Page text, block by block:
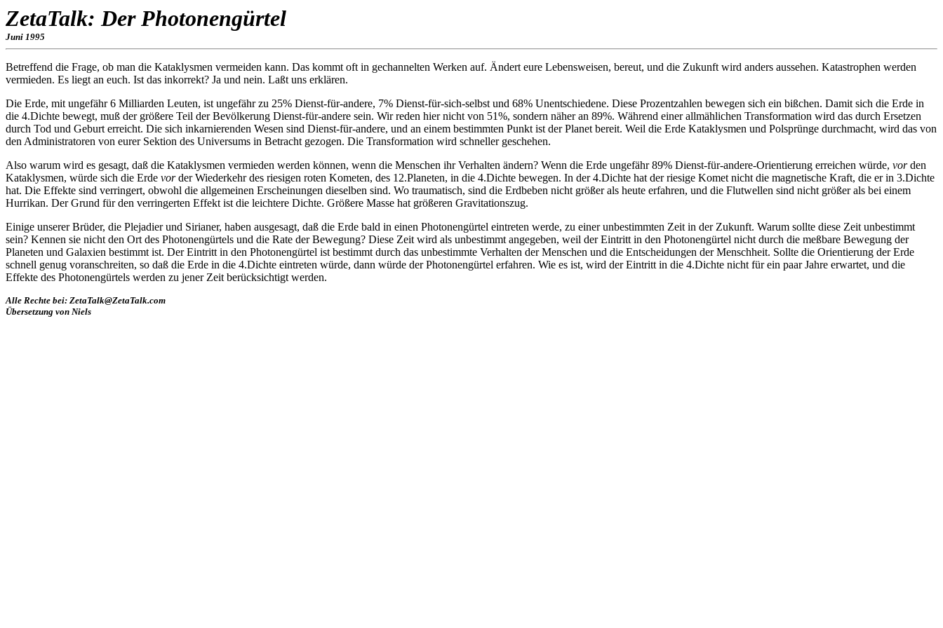
ZetaTalk: Der Photonengürtel
Juni 1995
Betreffend die Frage, ob man die Kataklysmen vermeiden kann. Das kommt oft in gechannelten Werken auf. Ändert eure Lebensweisen, bereut, und die Zukunft wird anders aussehen. Katastrophen werden
vermieden. Es liegt an euch. Ist das inkorrekt? Ja und nein. Laßt uns erklären.
Die Erde, mit ungefähr 6 Milliarden Leuten, ist ungefähr zu 25% Dienst-für-andere, 7% Dienst-für-sich-selbst und 68% Unentschiedene. Diese Prozentzahlen bewegen sich ein bißchen. Damit sich die Erde in
die 4.Dichte bewegt, muß der größere Teil der Bevölkerung Dienst-für-andere sein. Wir reden hier nicht von 51%, sondern näher an 89%. Während einer allmählichen Transformation wird das durch Ersetzen
durch Tod und Geburt erreicht. Die sich inkarnierenden Wesen sind Dienst-für-andere, und an einem bestimmten Punkt ist der Planet bereit. Weil die Erde Kataklysmen und Polsprünge durchmacht, wird das von
den Administratoren von eurer Sektion des Universums in Betracht gezogen. Die Transformation wird schneller geschehen.
Also warum wird es gesagt, daß die Kataklysmen vermieden werden können, wenn die Menschen ihr Verhalten ändern? Wenn die Erde ungefähr 89% Dienst-für-andere-Orientierung erreichen würde, vorden
Kataklysmen, würde sich die Erde vorder Wiederkehr des riesigen roten Kometen, des 12.Planeten, in die 4.Dichte bewegen. In der 4.Dichte hat der riesige Komet nicht die magnetische Kraft, die er in 3.Dichte
hat. Die Effekte sind verringert, obwohl die allgemeinen Erscheinungen dieselben sind. Wo traumatisch, sind die Erdbeben nicht größer als heute erfahren, und die Flutwellen sind nicht größer als bei einem
Hurrikan. Der Grund für den verringerten Effekt ist die leichtere Dichte. Größere Masse hat größeren Gravitationszug.
Einige unserer Brüder, die Plejadier und Sirianer, haben ausgesagt, daß die Erde bald in einen Photonengürtel eintreten werde, zu einer unbestimmten Zeit in der Zukunft. Warum sollte diese Zeit unbestimmt
sein? Kennen sie nicht den Ort des Photonengürtels und die Rate der Bewegung? Diese Zeit wird als unbestimmt angegeben, weil der Eintritt in den Photonengürtel nicht durch die meßbare Bewegung der
Planeten und Galaxien bestimmt ist. Der Eintritt in den Photonengürtel ist bestimmt durch das unbestimmte Verhalten der Menschen und die Entscheidungen der Menschheit. Sollte die Orientierung der Erde
schnell genug voranschreiten, so daß die Erde in die 4.Dichte eintreten würde, dann würde der Photonengürtel erfahren. Wie es ist, wird der Eintritt in die 4.Dichte nicht für ein paar Jahre erwartet, und die
Effekte des Photonengürtels werden zu jener Zeit berücksichtigt werden.
Alle Rechte bei: ZetaTalk@ZetaTalk.com
Übersetzung von Niels